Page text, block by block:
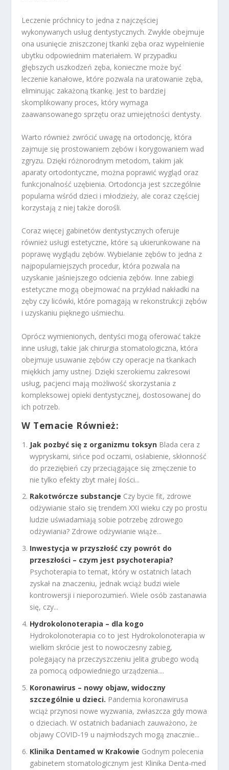
Leczenie próchnicy to jedna z najczęściej
wykonywanych usług dentystycznych. Zwykle obejmuje
ona usunięcie zniszczonej tkanki zęba oraz wypełnienie
ubytku odpowiednim materiałem. W przypadku
głębszych uszkodzeń zęba, konieczne może być
leczenie kanałowe, które pozwala na uratowanie zęba,
eliminując zakażoną tkankę. Jest to bardziej
skomplikowany proces, który wymaga
zaawansowanego sprzętu oraz umiejętności dentysty.
Warto również zwrócić uwagę na ortodoncję, która
zajmuje się prostowaniem zębów i korygowaniem wad
zgryzu. Dzięki różnorodnym metodom, takim jak
aparaty ortodontyczne, można poprawić wygląd oraz
funkcjonalność uzębienia. Ortodoncja jest szczególnie
popularna wśród dzieci i młodzieży, ale coraz częściej
korzystają z niej także dorośli.
Coraz więcej gabinetów dentystycznych oferuje
również usługi estetyczne, które są ukierunkowane na
poprawę wyglądu zębów. Wybielanie zębów to jedna z
najpopularniejszych procedur, która pozwala na
uzyskanie jaśniejszego odcienia zębów. Inne zabiegi
estetyczne mogą obejmować na przykład nakładki na
zęby czy licówki, które pomagają w rekonstrukcji zębów
i uzyskaniu pięknego uśmiechu.
Oprócz wymienionych, dentyści mogą oferować także
inne usługi, takie jak chirurgia stomatologiczna, która
obejmuje usuwanie zębów czy operacje na tkankach
miękkich jamy ustnej. Dzięki szerokiemu zakresowi
usług, pacjenci mają możliwość skorzystania z
kompleksowej opieki dentystycznej, dostosowanej do
ich potrzeb.
W Temacie Również:
Jak pozbyć się z organizmu toksyn Blada cera z
wypryskami, sińce pod oczami, osłabienie, skłonność
do przeziębień czy przeciągające się zmęczenie to
nie tylko efekty zbyt małej ilości...
Rakotwórcze substancje Czy bycie fit, zdrowe
odżywianie stało się trendem XXI wieku czy po prostu
ludzie uświadamiają sobie potrzebę zdrowego
odżywiania? Zdrowe odżywianie wiąże...
Inwestycja w przyszłość czy powrót do
przeszłości – czym jest psychoterapia?
Psychoterapia to temat, który w ostatnich latach
zyskał na znaczeniu, jednak wciąż budzi wiele
kontrowersji i nieporozumień. Wiele osób zastanawia
się, czy...
Hydrokolonoterapia – dla kogo
Hydrokolonoterapia co to jest Hydrokolonoterapia w
wielkim skrócie jest to nowoczesny zabieg,
polegający na przeczyszczeniu jelita grubego wodą
za pomocą odpowiedniego urządzenia....
Koronawirus – nowy objaw, widoczny
szczególnie u dzieci. Pandemia koronawirusa
wciąż przynosi nowe wyzwania, zwłaszcza gdy mowa
o dzieciach. W ostatnich badaniach zauważono, że
objawy COVID-19 u najmłodszych mogą znacznie...
Klinika Dentamed w Krakowie Godnym polecenia
gabinetem stomatologicznym jest Klinika Denta-med